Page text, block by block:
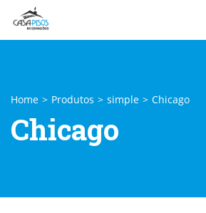
Home > Produtos > simple > Chicago
Chicago